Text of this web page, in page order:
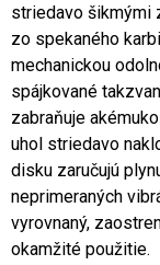
striedavo šikmými
zo spekaného
mechanickou
spájkované
zabraňuje
uhol striedavo
disku zaručujú
neprimeraných
vyrovnaný,
okamžité použitie.